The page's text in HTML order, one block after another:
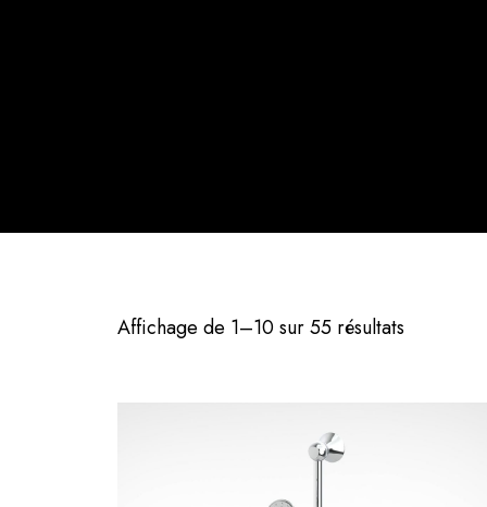
Affichage de 1–10 sur 55 résultats